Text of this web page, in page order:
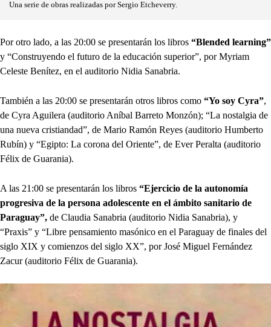
Una serie de obras realizadas por Sergio Etcheverry.
Por otro lado, a las 20:00 se presentarán los libros “Blended learning”
y “Construyendo el futuro de la educación superior”, por Myriam
Celeste Benítez, en el auditorio Nidia Sanabria.
También a las 20:00 se presentarán otros libros como “Yo soy Cyra”,
de Cyra Aguilera (auditorio Aníbal Barreto Monzón); “La nostalgia de
una nueva cristiandad”, de Mario Ramón Reyes (auditorio Humberto
Rubín) y “Egipto: La corona del Oriente”, de Ever Peralta (auditorio
Félix de Guarania).
A las 21:00 se presentarán los libros “Ejercicio de la autonomía
progresiva de la persona adolescente en el ámbito sanitario de
Paraguay”, de Claudia Sanabria (auditorio Nidia Sanabria), y
“Praxis” y “Libre pensamiento masónico en el Paraguay de finales del
siglo XIX y comienzos del siglo XX”, por José Miguel Fernández
Zacur (auditorio Félix de Guarania).